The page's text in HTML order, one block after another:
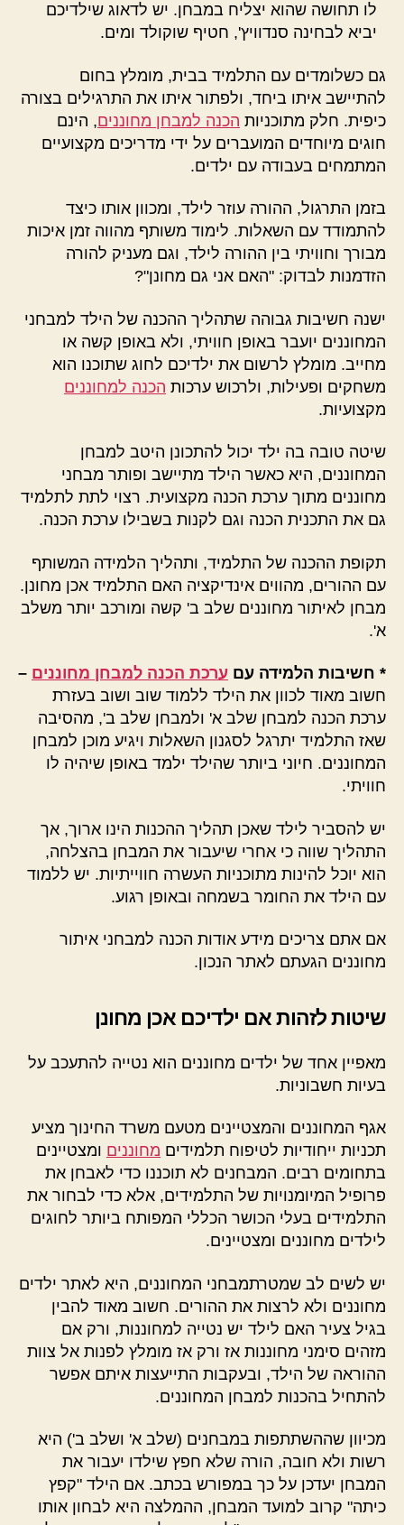
לו תחושה שהוא יצליח במבחן. יש לדאוג שילדיכם
יביא לבחינה סנדוויץ', חטיף שוקולד ומים.
גם כשלומדים עם התלמיד בבית, מומלץ בחום
להתיישב איתו ביחד, ולפתור איתו את התרגילים בצורה
כיפית. חלק מתוכניות הכנה למבחן מחוננים, הינם
חוגים מיוחדים המועברים על ידי מדריכים מקצועיים
המתמחים בעבודה עם ילדים.
בזמן התרגול, ההורה עוזר לילד, ומכוון אותו כיצד
להתמודד עם השאלות. לימוד משותף מהווה זמן איכות
מבורך וחוויתי בין ההורה לילד, וגם מעניק להורה
הזדמנות לבדוק: "האם אני גם מחונן"?
ישנה חשיבות גבוהה שתהליך ההכנה של הילד למבחני
המחוננים יועבר באופן חוויתי, ולא באופן קשה או
מחייב. מומלץ לרשום את ילדיכם לחוג שתוכנו הוא
משחקים ופעילות, ולרכוש ערכות הכנה למחוננים
מקצועיות.
שיטה טובה בה ילד יכול להתכונן היטב למבחן
המחוננים, היא כאשר הילד מתיישב ופותר מבחני
מחוננים מתוך ערכת הכנה מקצועית. רצוי לתת לתלמיד
גם את התכנית הכנה וגם לקנות בשבילו ערכת הכנה.
תקופת ההכנה של התלמיד, ותהליך הלמידה המשותף
עם ההורים, מהווים אינדיקציה האם התלמיד אכן מחונן.
מבחן לאיתור מחוננים שלב ב' קשה ומורכב יותר משלב
א'.
* חשיבות הלמידה עם ערכת הכנה למבחן מחוננים –
חשוב מאוד לכוון את הילד ללמוד שוב ושוב בעזרת
ערכת הכנה למבחן שלב א' ולמבחן שלב ב', מהסיבה
שאז התלמיד יתרגל לסגנון השאלות ויגיע מוכן למבחן
המחוננים. חיוני ביותר שהילד ילמד באופן שיהיה לו
חוויתי.
יש להסביר לילד שאכן תהליך ההכנות הינו ארוך, אך
התהליך שווה כי אחרי שיעבור את המבחן בהצלחה,
הוא יוכל להינות מתוכניות העשרה חווייתיות. יש ללמוד
עם הילד את החומר בשמחה ובאופן רגוע.
אם אתם צריכים מידע אודות הכנה למבחני איתור
מחוננים הגעתם לאתר הנכון.
שיטות לזהות אם ילדיכם אכן מחונן
מאפיין אחד של ילדים מחוננים הוא נטייה להתעכב על
בעיות חשבוניות.
אגף המחוננים והמצטיינים מטעם משרד החינוך מציע
תכניות ייחודיות לטיפוח תלמידים מחוננים ומצטיינים
בתחומים רבים. המבחנים לא תוכננו כדי לאבחן את
פרופיל המיומנויות של התלמידים, אלא כדי לבחור את
התלמידים בעלי הכושר הכללי המפותח ביותר לחוגים
לילדים מחוננים ומצטיינים.
יש לשים לב שמטרתמבחני המחוננים, היא לאתר ילדים
מחוננים ולא לרצות את ההורים. חשוב מאוד להבין
בגיל צעיר האם לילד יש נטייה למחוננות, ורק אם
מזהים סימני מחוננות אז ורק אז מומלץ לפנות אל צוות
ההוראה של הילד, ובעקבות התייעצות איתם אפשר
להתחיל בהכנות למבחן המחוננים.
מכיוון שההשתתפות במבחנים (שלב א' ושלב ב') היא
רשות ולא חובה, הורה שלא חפץ שילדו יעבור את
המבחן יעדכן על כך במפורש בכתב. אם הילד "קפץ
כיתה" קרוב למועד המבחן, ההמלצה היא לבחון אותו